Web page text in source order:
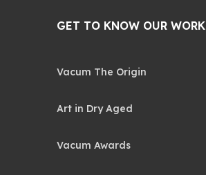
GET TO KNOW OUR WORK
Vacum The Origin
Art in Dry Aged
Vacum Awards